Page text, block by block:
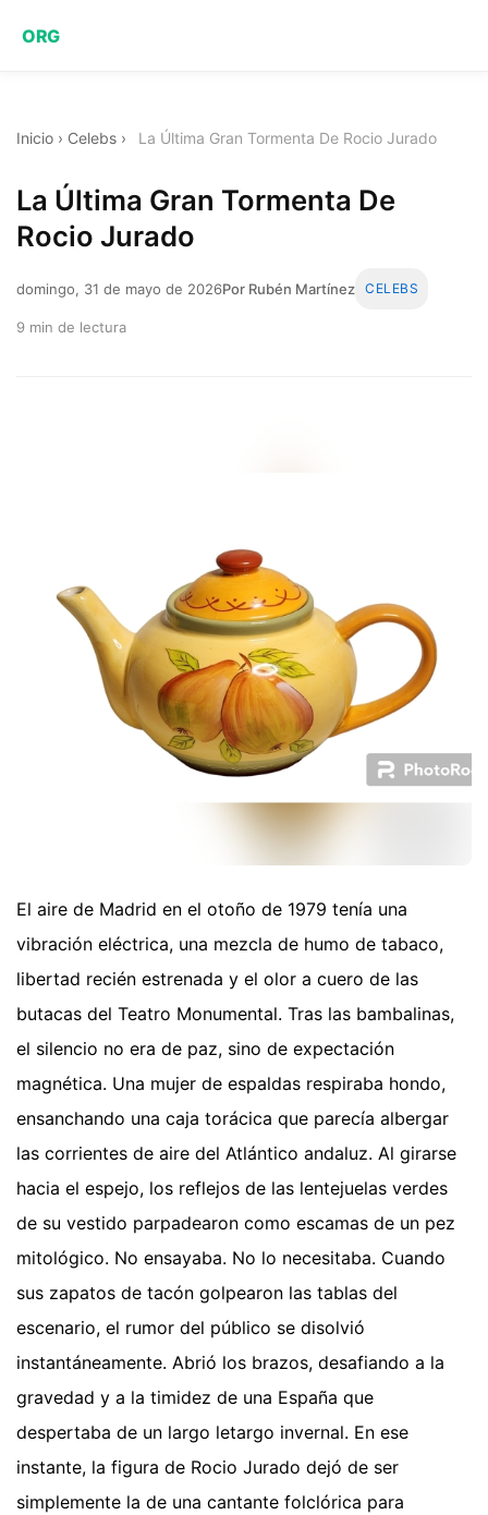
ORG
Inicio › Celebs › La Última Gran Tormenta De Rocio Jurado
La Última Gran Tormenta De
Rocio Jurado
domingo, 31 de mayo de 2026Por Rubén Martínez CELEBS
9 min de lectura
El aire de Madrid en el otoño de 1979 tenía una
vibración eléctrica, una mezcla de humo de tabaco,
libertad recién estrenada y el olor a cuero de las
butacas del Teatro Monumental. Tras las bambalinas,
el silencio no era de paz, sino de expectación
magnética. Una mujer de espaldas respiraba hondo,
ensanchando una caja torácica que parecía albergar
las corrientes de aire del Atlántico andaluz. Al girarse
hacia el espejo, los reflejos de las lentejuelas verdes
de su vestido parpadearon como escamas de un pez
mitológico. No ensayaba. No lo necesitaba. Cuando
sus zapatos de tacón golpearon las tablas del
escenario, el rumor del público se disolvió
instantáneamente. Abrió los brazos, desafiando a la
gravedad y a la timidez de una España que
despertaba de un largo letargo invernal. En ese
instante, la figura de Rocio Jurado dejó de ser
simplemente la de una cantante folclórica para